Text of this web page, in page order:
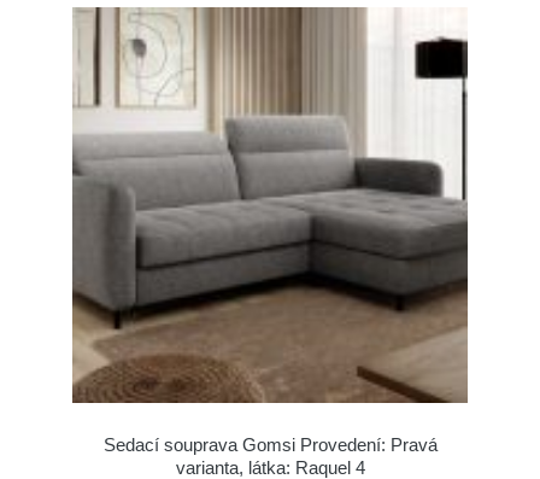
Sedací souprava Gomsi Provedení: Pravá
varianta, látka: Raquel 4